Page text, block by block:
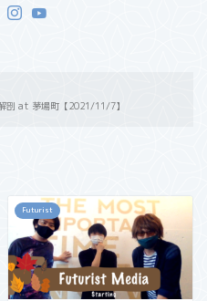
剖 at 茅場町【2021/11/7】
Futurist